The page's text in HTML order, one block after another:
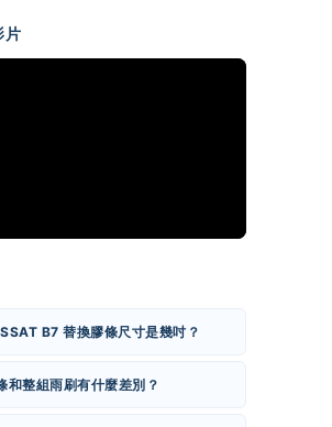
片
B7 替換膠條尺寸是幾吋？
和整組雨刷有什麼差別？